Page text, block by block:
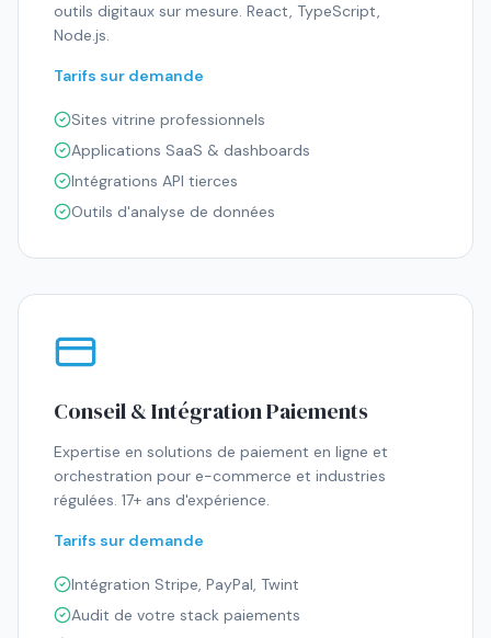
outils digitaux sur mesure. React, TypeScript,
Node.js.
Tarifs sur demande
Sites vitrine professionnels
Applications SaaS & dashboards
Intégrations API tierces
Outils d'analyse de données
Conseil & Intégration Paiements
Expertise en solutions de paiement en ligne et
orchestration pour e-commerce et industries
régulées. 17+ ans d'expérience.
Tarifs sur demande
Intégration Stripe, PayPal, Twint
Audit de votre stack paiements